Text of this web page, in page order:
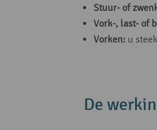
Stuur- of
Vork-, last- of
Vorken: u
De